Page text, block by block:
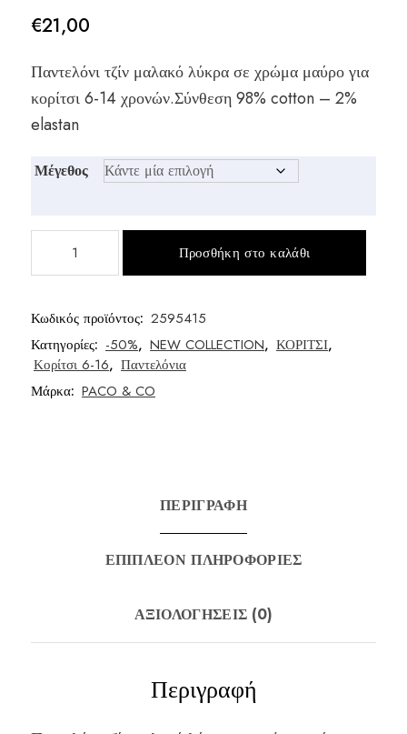
€21,00
Παντελόνι τζίν μαλακό λύκρα σε χρώμα μαύρο για
κορίτσι 6-14 χρονών.Σύνθεση 98% cotton – 2%
elastan
Μέγεθος
Προσθήκη στο καλάθι
Κωδικός προϊόντος: 2595415
Κατηγορίες: -50%, NEW COLLECTION, ΚΟΡΙΤΣΙ,
Κορίτσι 6-16, Παντελόνια
Μάρκα: PACO & CO
ΠΕΡΙΓΡΑΦΉ
ΕΠΙΠΛΈΟΝ ΠΛΗΡΟΦΟΡΊΕΣ
ΑΞΙΟΛΟΓΉΣΕΙΣ (0)
Περιγραφή